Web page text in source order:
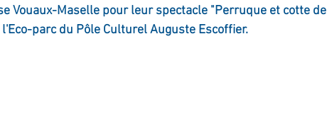
TRANSPORT SENIORS Activité culture & musique
Vouaux-Maselle pour leur spectacle "Perruque et cotte de
parc du Pôle Culturel Auguste Escoffier.